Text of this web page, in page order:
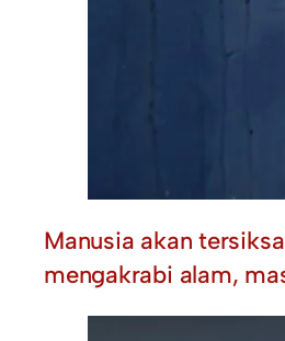
Manusia akan
mengakrabi alam,